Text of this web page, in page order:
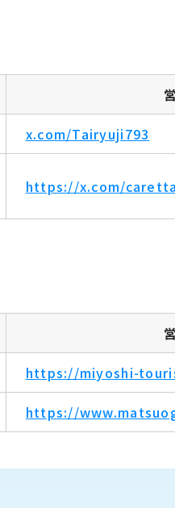
x.com/Tairyuji793
https://x.com/
https://miyoshi-
https://